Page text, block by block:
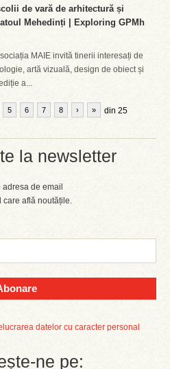
la newsletter
adresa de email
care află noutățile.
datelor cu caracter personal
ne pe:
de vară de arhitectură și
Mehedinți | Exploring GPMh
MAIE invită tinerii interesați de
artă vizuală, design de obiect și
a...
5 6 7 8 din 25
› »